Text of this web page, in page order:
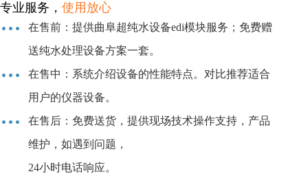
专业服务， 使用放心
在售前：提供曲阜超纯水设备edi模块服务；免费赠
送纯水处理设备方案一套。
在售中：系统介绍设备的性能特点。对比推荐适合
用户的仪器设备。
在售后：免费送货，提供现场技术操作支持，产品
维护，如遇到问题，
24小时电话响应。